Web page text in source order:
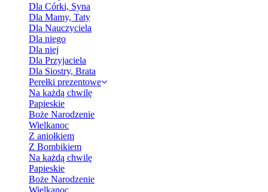
Dla Córki, Syna
Dla Mamy, Taty
Dla Nauczyciela
Dla niego
Dla niej
Dla Przyjaciela
Dla Siostry, Brata
Perełki prezentowe
Na każdą chwilę
Papieskie
Boże Narodzenie
Wielkanoc
Z aniołkiem
Z Bombikiem
Na każdą chwilę
Papieskie
Boże Narodzenie
Wielkanoc